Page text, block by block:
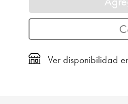
Ver disponibilidad